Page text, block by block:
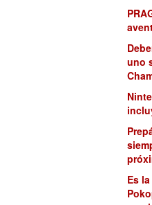
uno
Es